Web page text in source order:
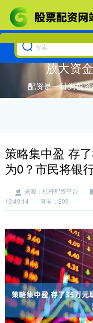
放大资
配资是一种为投
策略集中盈 存
为0？市民将银
来源：杠杆配资平台
13:49:14
查看：209